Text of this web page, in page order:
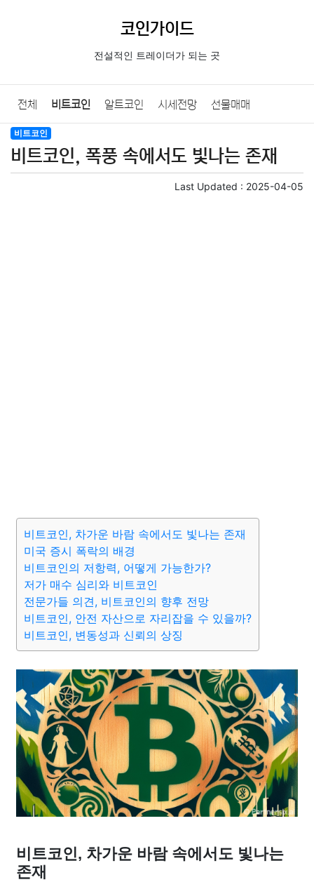
코인가이드
전설적인 트레이더가 되는 곳
전체 비트코인 알트코인 시세전망 선물매매
코인기초
비트코인
비트코인, 폭풍 속에서도 빛나는 존재
Last Updated : 2025-04-05
비트코인, 차가운 바람 속에서도 빛나는 존재
미국 증시 폭락의 배경
비트코인의 저항력, 어떻게 가능한가?
저가 매수 심리와 비트코인
전문가들 의견, 비트코인의 향후 전망
비트코인, 안전 자산으로 자리잡을 수 있을까?
비트코인, 변동성과 신뢰의 상징
비트코인, 차가운 바람 속에서도 빛나는
존재